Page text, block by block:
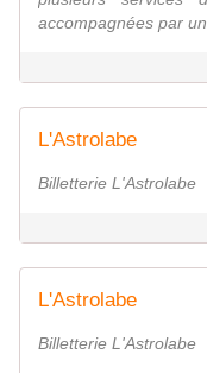
accompagnées par un
L'Astrolabe
Billetterie L'Astrolabe
L'Astrolabe
Billetterie L'Astrolabe